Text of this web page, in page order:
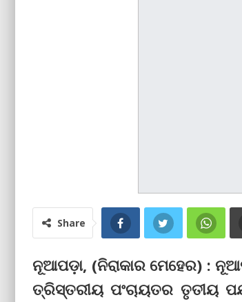
Share
ନୂଆପଡ଼ା, (ନିରାକାର ମେହେର) :
ତ୍ରିସ୍ତରୀୟ ପଂଚାୟତର ତୃତୀୟ